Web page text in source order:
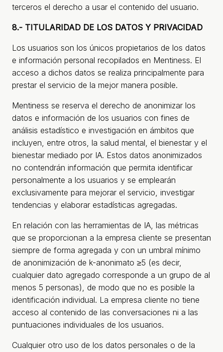
terceros el derecho a usar el contenido del usuario.
8.- TITULARIDAD DE LOS DATOS Y PRIVACIDAD
Los usuarios son los únicos propietarios de los datos
e información personal recopilados en Mentiness. El
acceso a dichos datos se realiza principalmente para
prestar el servicio de la mejor manera posible.
Mentiness se reserva el derecho de anonimizar los
datos e información de los usuarios con fines de
análisis estadístico e investigación en ámbitos que
incluyen, entre otros, la salud mental, el bienestar y el
bienestar mediado por IA. Estos datos anonimizados
no contendrán información que permita identificar
personalmente a los usuarios y se emplearán
exclusivamente para mejorar el servicio, investigar
tendencias y elaborar estadísticas agregadas.
En relación con las herramientas de IA, las métricas
que se proporcionan a la empresa cliente se presentan
siempre de forma agregada y con un umbral mínimo
de anonimización de k-anonimato ≥5 (es decir,
cualquier dato agregado corresponde a un grupo de al
menos 5 personas), de modo que no es posible la
identificación individual. La empresa cliente no tiene
acceso al contenido de las conversaciones ni a las
puntuaciones individuales de los usuarios.
Cualquier otro uso de los datos personales o de la